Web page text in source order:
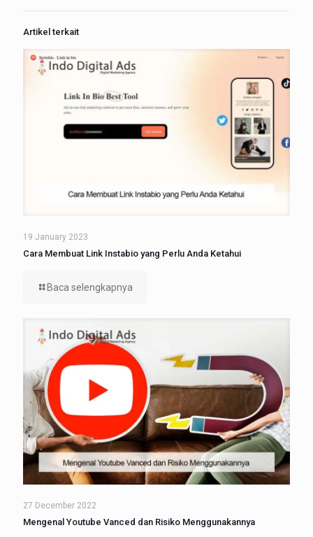
Artikel terkait
19 January 2023
Cara Membuat Link Instabio yang Perlu Anda Ketahui
Baca selengkapnya
27 December 2022
Mengenal Youtube Vanced dan Risiko Menggunakannya